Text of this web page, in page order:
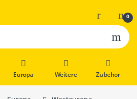
0
Europa Weitere Zubehör